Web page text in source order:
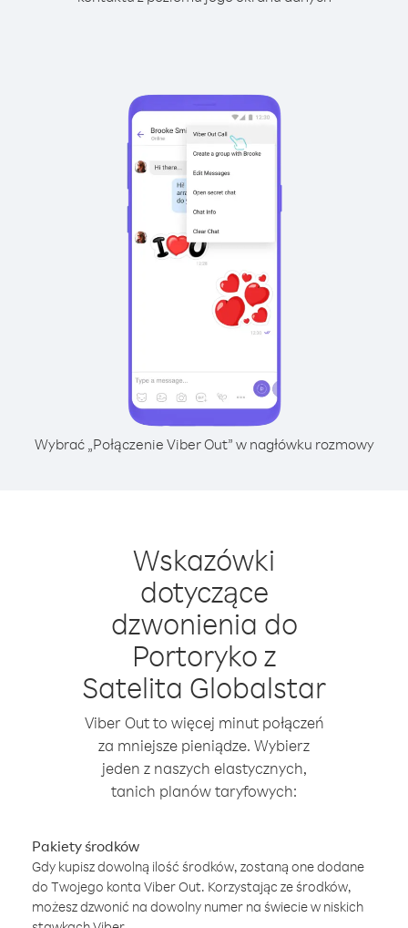
Wybrać „Połączenie Viber Out” w nagłówku rozmowy
Wskazówki
dotyczące
dzwonienia do
Portoryko z
Satelita Globalstar
Viber Out to więcej minut połączeń
za mniejsze pieniądze. Wybierz
jeden z naszych elastycznych,
tanich planów taryfowych:
Pakiety środków
Gdy kupisz dowolną ilość środków, zostaną one dodane
do Twojego konta Viber Out. Korzystając ze środków,
możesz dzwonić na dowolny numer na świecie w niskich